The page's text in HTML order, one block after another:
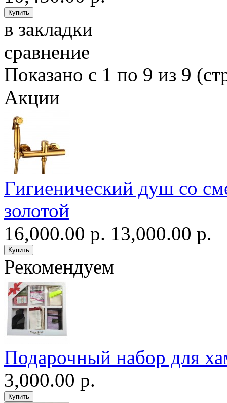
в закладки
сравнение
Показано с 1 по 9 из 9
Акции
Гигиенический душ со
золотой
16,000.00 р. 13,000.00 р.
Рекомендуем
Подарочный набор для
3,000.00 р.